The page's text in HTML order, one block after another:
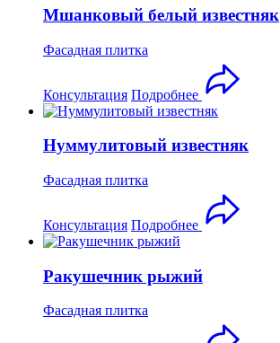
Мшанковый белый известняк
Фасадная плитка
Консультация Подробнее
Нуммулитовый известняк
Фасадная плитка
Консультация Подробнее
Ракушечник рыжий
Фасадная плитка